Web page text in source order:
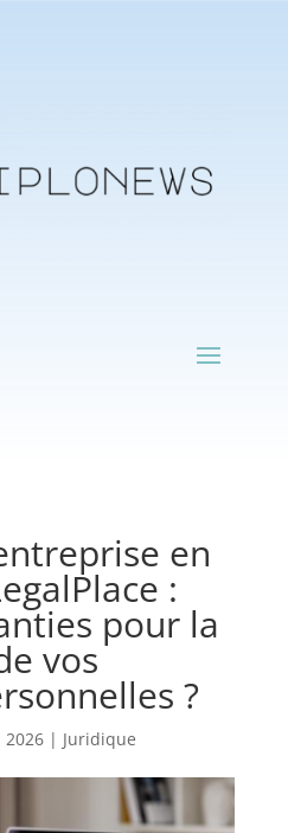
en
:
pour la
vos
?
2026| Juridique